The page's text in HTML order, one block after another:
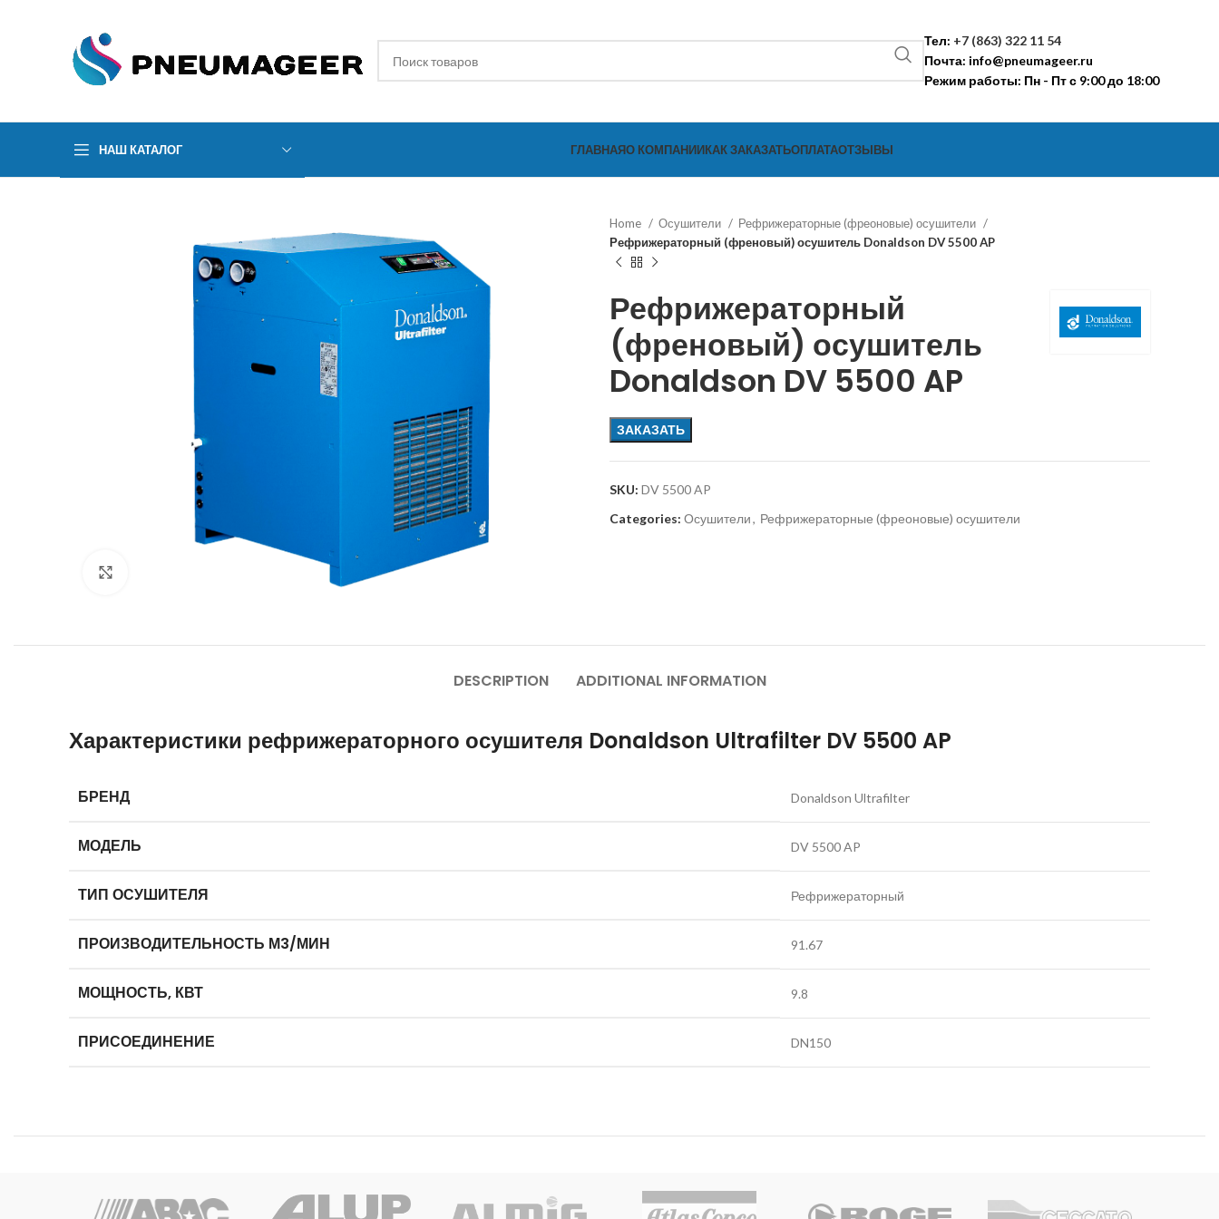
Тел: +7 (863) 322 11 54
Почта: info@pneumageer.ru
Режим работы: Пн - Пт с 9:00 до 18:00
НАШ КАТАЛОГ ГЛАВНАЯО КОМПАНИИКАК ЗАКАЗАТЬОПЛАТАОТЗЫВЫ
Home Осушители
Рефрижераторные (фреоновые) осушители
Рефрижераторный (френовый) осушитель Donaldson DV 5500 AP
Рефрижераторный
(френовый) осушитель
Donaldson DV 5500 AP
ЗАКАЗАТЬ
SKU: DV 5500 AP
Categories: Осушители, Рефрижераторные (фреоновые) осушители
DESCRIPTION ADDITIONAL INFORMATION
Характеристики рефрижераторного осушителя Donaldson Ultrafilter DV 5500 AP
БРЕНД Donaldson Ultrafilter
МОДЕЛЬ DV 5500 AP
ТИП ОСУШИТЕЛЯ Рефрижераторный
ПРОИЗВОДИТЕЛЬНОСТЬ М3/МИН 91.67
МОЩНОСТЬ, КВТ 9.8
ПРИСОЕДИНЕНИЕ DN150